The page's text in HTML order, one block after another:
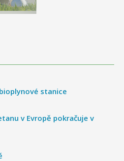
stanice
v Evropě pokračuje v